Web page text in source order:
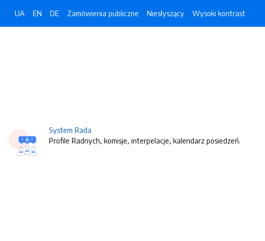
UA EN DE Zamówienia publiczne Niesłyszący Wysoki kontrast
System Rada
Profile Radnych, komisje, interpelacje, kalendarz posiedzeń.